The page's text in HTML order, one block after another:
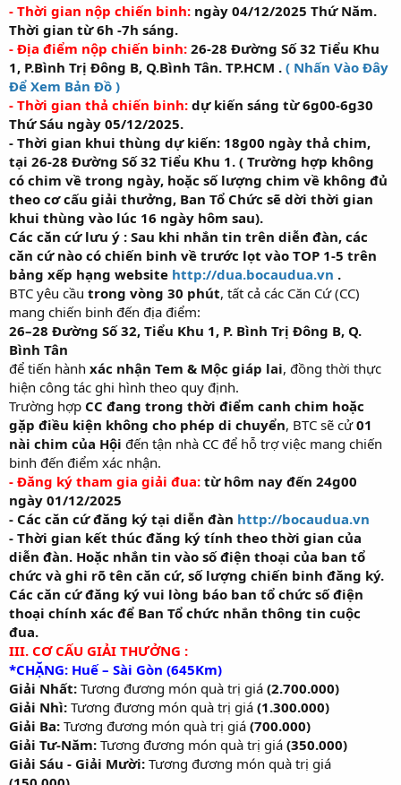
- Thời gian nộp chiến binh: ngày 04/12/2025 Thứ Năm.
Thời gian từ 6h -7h sáng.
- Địa điểm nộp chiến binh: 26-28 Đường Số 32 Tiểu Khu
1, P.Bình Trị Đông B, Q.Bình Tân. TP.HCM . ( Nhấn Vào Đây
Để Xem Bản Đồ )
- Thời gian thả chiến binh: dự kiến sáng từ 6g00-6g30
Thứ Sáu ngày 05/12/2025.
- Thời gian khui thùng dự kiến: 18g00 ngày thả chim,
tại 26-28 Đường Số 32 Tiểu Khu 1. ( Trường hợp không
có chim về trong ngày, hoặc số lượng chim về không đủ
theo cơ cấu giải thưởng, Ban Tổ Chức sẽ dời thời gian
khui thùng vào lúc 16 ngày hôm sau).
Các căn cứ lưu ý : Sau khi nhắn tin trên diễn đàn, các
căn cứ nào có chiến binh về trước lọt vào TOP 1-5 trên
bảng xếp hạng website http://dua.bocaudua.vn .
BTC yêu cầu trong vòng 30 phút, tất cả các Căn Cứ (CC)
mang chiến binh đến địa điểm:
26–28 Đường Số 32, Tiểu Khu 1, P. Bình Trị Đông B, Q.
Bình Tân
để tiến hành xác nhận Tem & Mộc giáp lai, đồng thời thực
hiện công tác ghi hình theo quy định.
Trường hợp CC đang trong thời điểm canh chim hoặc
gặp điều kiện không cho phép di chuyển, BTC sẽ cử01
nài chim của Hội đến tận nhà CC để hỗ trợ việc mang chiến
binh đến điểm xác nhận.
- Đăng ký tham gia giải đua: từ hôm nay đến 24g00
ngày 01/12/2025
- Các căn cứ đăng ký tại diễn đàn http://bocaudua.vn
- Thời gian kết thúc đăng ký tính theo thời gian của
diễn đàn. Hoặc nhắn tin vào số điện thoại của ban tổ
chức và ghi rõ tên căn cứ, số lượng chiến binh đăng ký.
Các căn cứ đăng ký vui lòng báo ban tổ chức số điện
thoại chính xác để Ban Tổ chức nhắn thông tin cuộc
đua.
III. CƠ CẤU GIẢI THƯỞNG :
*CHẶNG: Huế – Sài Gòn (645Km)
Giải Nhất: Tương đương món quà trị giá (2.700.000)
Giải Nhì: Tương đương món quà trị giá (1.300.000)
Giải Ba: Tương đương món quà trị giá (700.000)
Giải Tư-Năm: Tương đương món quà trị giá (350.000)
Giải Sáu - Giải Mười: Tương đương món quà trị giá